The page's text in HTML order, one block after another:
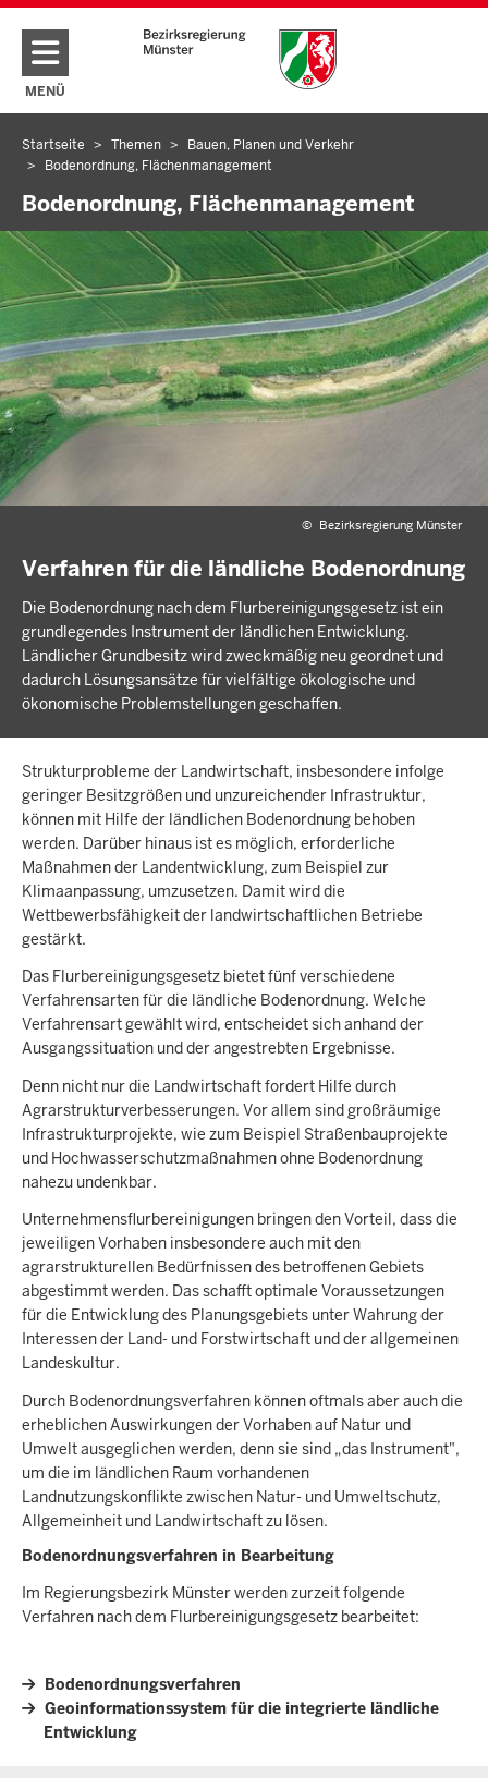
Direkt zum Inhalt
MENÜ
NAVIGATION AKTIVIEREN/DEAKTIVIEREN: HAUPTMENÜ
Sie
befinden
sich
hier
Startseite Themen
Bauen, Planen und Verkehr
Bodenordnung, Flächenmanagement
Bodenordnung, Flächenmanagement
© Bezirksregierung Münster
Verfahren für die ländliche Bodenordnung
Die Bodenordnung nach dem Flurbereinigungsgesetz ist ein
grundlegendes Instrument der ländlichen Entwicklung.
Ländlicher Grundbesitz wird zweckmäßig neu geordnet und
dadurch Lösungsansätze für vielfältige ökologische und
ökonomische Problemstellungen geschaffen.
Strukturprobleme der Landwirtschaft, insbesondere infolge
geringer Besitzgrößen und unzureichender Infrastruktur,
können mit Hilfe der ländlichen Bodenordnung behoben
werden. Darüber hinaus ist es möglich, erforderliche
Maßnahmen der Landentwicklung, zum Beispiel zur
Klimaanpassung, umzusetzen. Damit wird die
Wettbewerbsfähigkeit der landwirtschaftlichen Betriebe
gestärkt.
Das Flurbereinigungsgesetz bietet fünf verschiedene
Verfahrensarten für die ländliche Bodenordnung. Welche
Verfahrensart gewählt wird, entscheidet sich anhand der
Ausgangssituation und der angestrebten Ergebnisse.
Denn nicht nur die Landwirtschaft fordert Hilfe durch
Agrarstrukturverbesserungen. Vor allem sind großräumige
Infrastrukturprojekte, wie zum Beispiel Straßenbauprojekte
und Hochwasserschutzmaßnahmen ohne Bodenordnung
nahezu undenkbar.
Unternehmensflurbereinigungen bringen den Vorteil, dass die
jeweiligen Vorhaben insbesondere auch mit den
agrarstrukturellen Bedürfnissen des betroffenen Gebiets
abgestimmt werden. Das schafft optimale Voraussetzungen
für die Entwicklung des Planungsgebiets unter Wahrung der
Interessen der Land- und Forstwirtschaft und der allgemeinen
Landeskultur.
Durch Bodenordnungsverfahren können oftmals aber auch die
erheblichen Auswirkungen der Vorhaben auf Natur und
Umwelt ausgeglichen werden, denn sie sind „das Instrument",
um die im ländlichen Raum vorhandenen
Landnutzungskonflikte zwischen Natur- und Umweltschutz,
Allgemeinheit und Landwirtschaft zu lösen.
Bodenordnungsverfahren in Bearbeitung
Im Regierungsbezirk Münster werden zurzeit folgende
Verfahren nach dem Flurbereinigungsgesetz bearbeitet:
Bodenordnungsverfahren
Geoinformationssystem für die integrierte ländliche
Entwicklung